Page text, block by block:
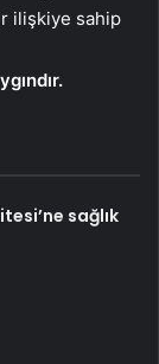
ilişkiye sahip
sağlık